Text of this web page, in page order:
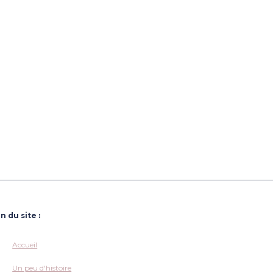
du site :
Accueil
Un peu d'histoire